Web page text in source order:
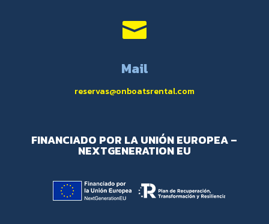

Mail
reservas@onboatsrental.com
FINANCIADO POR LA UNIÓN EUROPEA –
NEXTGENERATION EU